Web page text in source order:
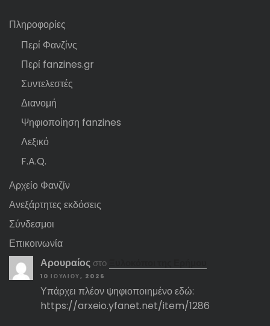
Πληροφορίες
Περί Φανζίνς
Περί fanzines.gr
Συντελεστές
Διανομή
Ψηφιοποίηση fanzines
Λεξικό
F.A.Q.
Αρχείο Φανζίν
Ανεξάρτητες εκδόσεις
Σύνδεσμοι
Επικοινωνία
Αρουραίος στο
10 ΙΟΥΛΊΟΥ, 2026
Υπάρχει πλέον ψηφιοποιημένο εδώ:
https://arxeio.yfanet.net/item/1286